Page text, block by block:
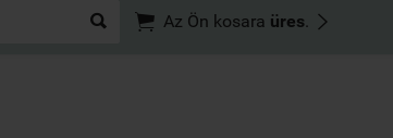
  Az Ön kosara üres. 